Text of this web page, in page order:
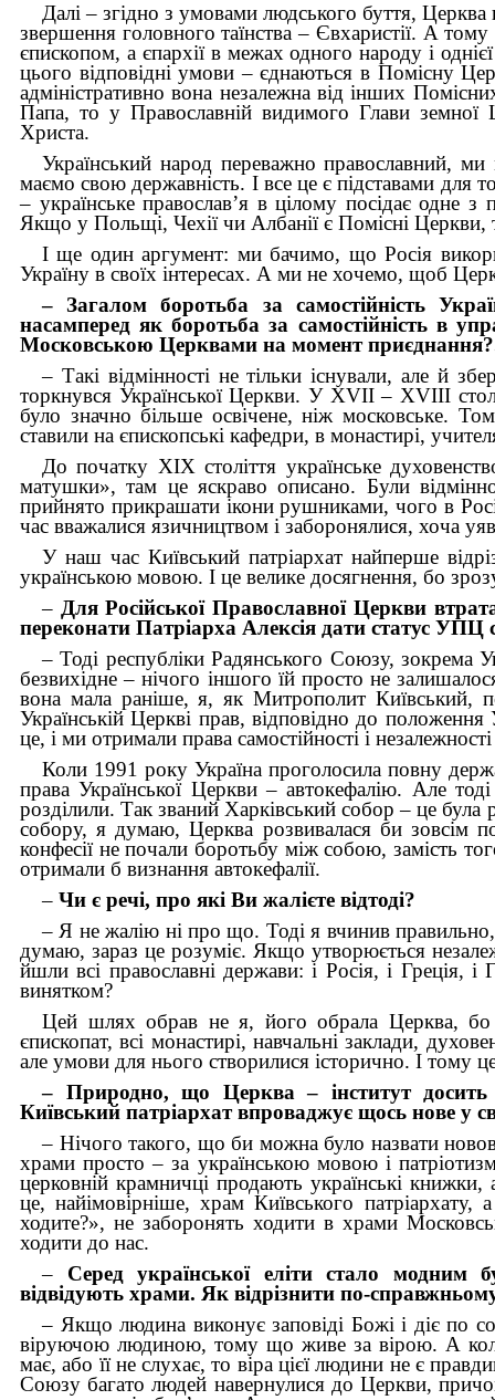
Далі – згідно з умовами людського буття,
звершення головного таїнства – Євхаристії. А тому
єпископом, а єпархії в межах одного народу і
цього відповідні умови – єднаються в Помісну
адміністративно вона незалежна від інших
Папа, то у Православній видимого Глави
Христа.
Український народ переважно православний,
маємо свою державність. І все це є підставами для
– українське православ’я в цілому посідає одне
Якщо у Польщі, Чехії чи Албанії є Помісні
І ще один аргумент: ми бачимо, що Росія
Україну в своїх інтересах. А ми не хочемо, щоб
– Загалом боротьба за самостійність
насамперед як боротьба за самостійність в
Московською Церквами на момент
– Такі відмінності не тільки існували, але й
торкнувся Української Церкви. У XVІІ – XVІІІ
було значно більше освічене, ніж московське.
ставили на єпископські кафедри, в монастирі,
До початку ХІХ століття українське
матушки», там це яскраво описано. Були
прийнято прикрашати ікони рушниками, чого в
час вважалися язичництвом і заборонялися, хоча
У наш час Київський патріархат найперше
українською мовою. І це велике досягнення, бо
– Для Російської Православної Церкви
переконати Патріарха Алексія дати статус УПЦ
– Тоді республіки Радянського Союзу, зокрема
безвихідне – нічого іншого їй просто не
вона мала раніше, я, як Митрополит Київський,
Українській Церкві прав, відповідно до
це, і ми отримали права самостійності і
Коли 1991 року Україна проголосила повну
права Української Церкви – автокефалію. Але
розділили. Так званий Харківський собор – це
собору, я думаю, Церква розвивалася би зовсім
конфесії не почали боротьбу між собою, замість
отримали б визнання автокефалії.
– Чи є речі, про які Ви жалієте відтоді?
– Я не жалію ні про що. Тоді я вчинив
думаю, зараз це розуміє. Якщо утворюється
йшли всі православні держави: і Росія, і Греція,
винятком?
Цей шлях обрав не я, його обрала Церква,
єпископат, всі монастирі, навчальні заклади,
але умови для нього створилися історично. І
– Природно, що Церква – інститут
Київський патріархат впроваджує щось нове у
– Нічого такого, що би можна було назвати
храми просто – за українською мовою і
церковній крамничці продають українські
це, найімовірніше, храм Київського
ходите?», не заборонять ходити в храми
ходити до нас.
– Серед української еліти стало
відвідують храми. Як відрізнити по-
– Якщо людина виконує заповіді Божі і діє по
віруючою людиною, тому що живе за вірою. А коли
має, або її не слухає, то віра цієї людини не є
Союзу багато людей навернулися до Церкви,